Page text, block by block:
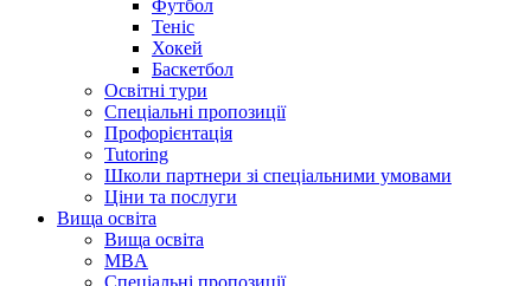
Футбол
Теніс
Хокей
Баскетбол
Освітні тури
Спеціальні пропозиції
Профорієнтація
Tutoring
Школи партнери зі спеціальними умовами
Ціни та послуги
Вища освіта
Вища освіта
MBA
Спеціальні пропозиції